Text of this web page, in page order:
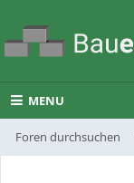
MENU
Foren durchsuchen